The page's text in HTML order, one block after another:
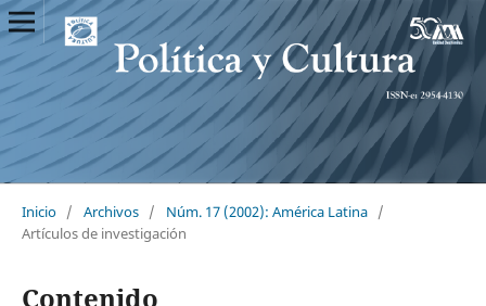
Inicio / Archivos / Núm. 17 (2002): América Latina /
Artículos de investigación
Contenido